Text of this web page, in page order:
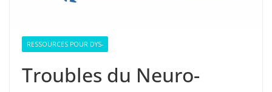
RESSOURCES POUR DYS-
Troubles du Neuro-